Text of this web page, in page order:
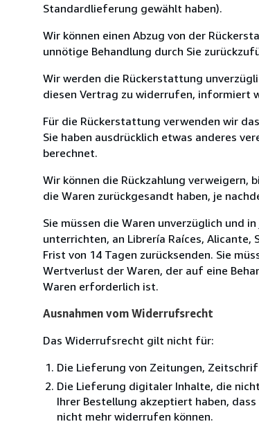
Standardlieferung gewählt haben).
Wir können einen Abzug von der
unnötige Behandlung durch Sie
Wir werden die Rückerstattung
diesen Vertrag zu widerrufen, informiert
Für die Rückerstattung verwenden wir
Sie haben ausdrücklich etwas anderes
berechnet.
Wir können die Rückzahlung verweigern,
die Waren zurückgesandt haben, je
Sie müssen die Waren unverzüglich und
unterrichten, an Librería Raíces, Alicante,
Frist von 14 Tagen zurücksenden. Sie
Wertverlust der Waren, der auf eine
Waren erforderlich ist.
Ausnahmen vom Widerrufsrecht
Das Widerrufsrecht gilt nicht für:
Die Lieferung von Zeitungen,
Die Lieferung digitaler Inhalte, die
Ihrer Bestellung akzeptiert haben,
nicht mehr widerrufen können.